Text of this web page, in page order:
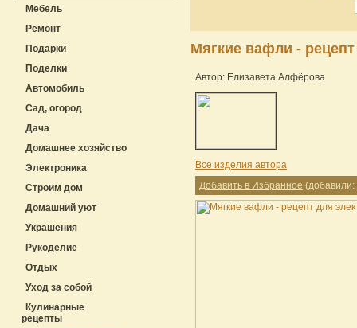
Мебель
Ремонт
Подарки
Поделки
Автомобиль
Сад, огород
Дача
Домашнее хозяйство
Электроника
Строим дом
Домашний уют
Украшения
Рукоделие
Отдых
Уход за собой
Кулинарные
рецепты
Мягкие вафли -
Автор: Елизавета Алфёрова
Все изделия автора
Добавить в Избранное (добавили: